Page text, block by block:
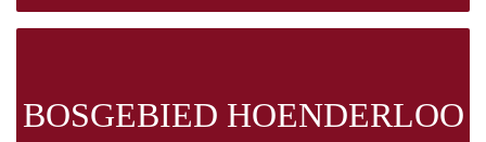
BOSGEBIED HOENDERLOO